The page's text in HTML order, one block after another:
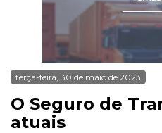
terça-feira, 30 de maio de 2023
O Seguro de
atuais